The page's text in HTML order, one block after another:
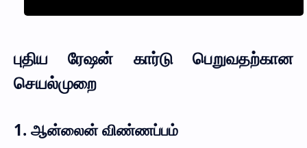
புதிய ரேஷன் கார்டு பெறுவதற்கான
செயல்முறை
1. ஆன்லைன் விண்ணப்பம்